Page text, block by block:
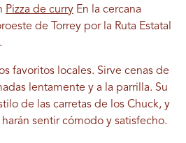
Pizza de curry En la cercana
de Torrey por la Ruta Estatal
favoritos locales. Sirve cenas de
lentamente y a la parrilla. Su
de las carretas de los Chuck, y
sentir cómodo y satisfecho.